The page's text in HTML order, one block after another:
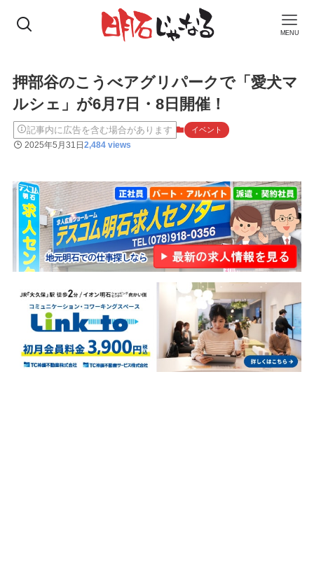
MENU
押部谷のこうべアグリパークで「愛犬マ
ルシェ」が6月7日・8日開催！
記事内に広告を含む場合があります イベント
2025年5月31日2,484 views